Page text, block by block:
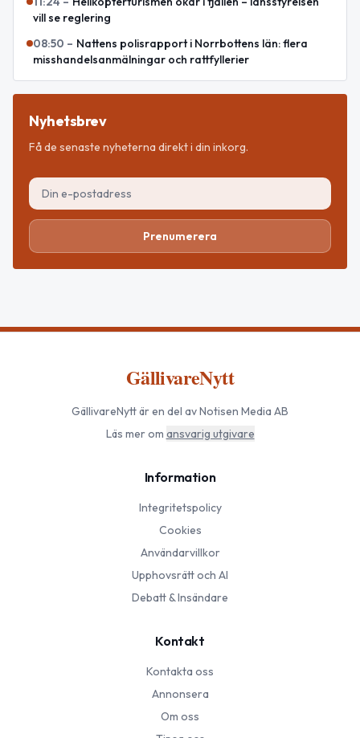
vill se reglering
08:50 – Nattens polisrapport i Norrbottens län: flera
misshandelsanmälningar och rattfyllerier
Nyhetsbrev
Få de senaste nyheterna direkt i din inkorg.
Prenumerera
GällivareNytt
GällivareNyttär en del av Notisen Media AB
Läs mer om ansvarig utgivare
Information
Integritetspolicy
Cookies
Användarvillkor
Upphovsrätt och AI
Debatt & Insändare
Kontakt
Kontakta oss
Annonsera
Om oss